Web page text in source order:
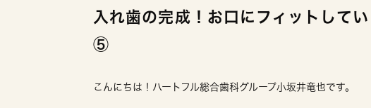
入れ歯の完成！お口にフィットし
⑤
こんにちは！ハートフル総合歯科グループ小坂井竜也です。